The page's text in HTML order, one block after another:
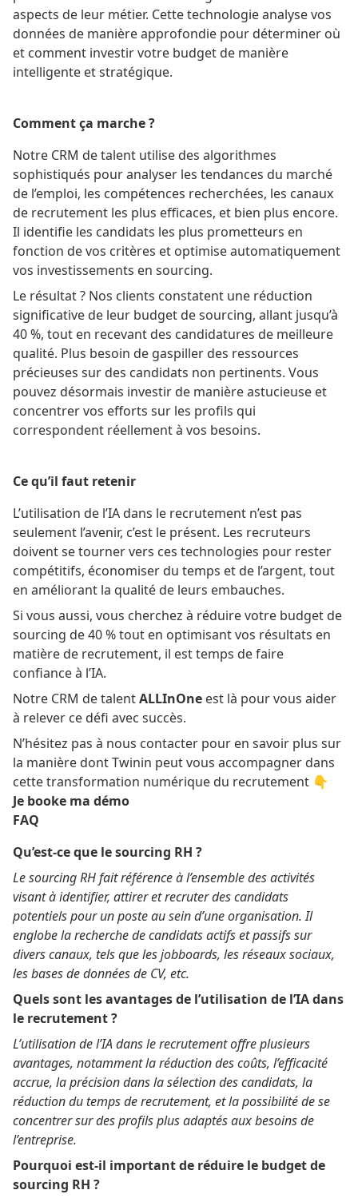
aspects de leur métier. Cette technologie analyse vos
données de manière approfondie pour déterminer où
et comment investir votre budget de manière
intelligente et stratégique.
Comment ça marche ?
Notre CRM de talent utilise des algorithmes
sophistiqués pour analyser les tendances du marché
de l’emploi, les compétences recherchées, les canaux
de recrutement les plus efficaces, et bien plus encore.
Il identifie les candidats les plus prometteurs en
fonction de vos critères et optimise automatiquement
vos investissements en sourcing.
Le résultat ? Nos clients constatent une réduction
significative de leur budget de sourcing, allant jusqu’à
40 %, tout en recevant des candidatures de meilleure
qualité. Plus besoin de gaspiller des ressources
précieuses sur des candidats non pertinents. Vous
pouvez désormais investir de manière astucieuse et
concentrer vos efforts sur les profils qui
correspondent réellement à vos besoins.
Ce qu’il faut retenir
L’utilisation de l’IA dans le recrutement n’est pas
seulement l’avenir, c’est le présent. Les recruteurs
doivent se tourner vers ces technologies pour rester
compétitifs, économiser du temps et de l’argent, tout
en améliorant la qualité de leurs embauches.
Si vous aussi, vous cherchez à réduire votre budget de
sourcing de 40 % tout en optimisant vos résultats en
matière de recrutement, il est temps de faire
confiance à l’IA.
Notre CRM de talentALLInOne est là pour vous aider
à relever ce défi avec succès.
N’hésitez pas à nous contacter pour en savoir plus sur
la manière dont Twinin peut vous accompagner dans
cette transformation numérique du recrutement 👇
Je booke ma démo
FAQ
Qu’est-ce que le sourcing RH ?
Le sourcing RH fait référence à l’ensemble des activités
visant à identifier, attirer et recruter des candidats
potentiels pour un poste au sein d’une organisation. Il
englobe la recherche de candidats actifs et passifs sur
divers canaux, tels que les jobboards, les réseaux sociaux,
les bases de données de CV, etc.
Quels sont les avantages de l’utilisation de l’IA dans
le recrutement ?
L’utilisation de l’IA dans le recrutement offre plusieurs
avantages, notamment la réduction des coûts, l’efficacité
accrue, la précision dans la sélection des candidats, la
réduction du temps de recrutement, et la possibilité de se
concentrer sur des profils plus adaptés aux besoins de
l’entreprise.
Pourquoi est-il important de réduire le budget de
sourcing RH ?